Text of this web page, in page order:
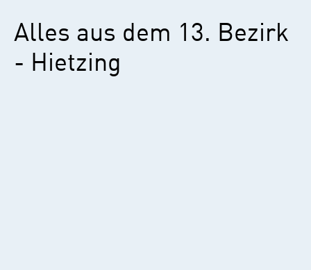
Alles aus dem 13. Bezirk
- Hietzing